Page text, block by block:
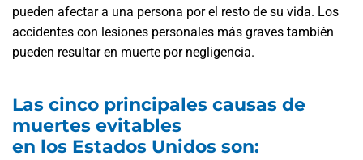
pueden afectar a una persona por el resto de su vida. Los
accidentes con lesiones personales más graves también
pueden resultar en muerte por negligencia.
Las cinco principales causas de
muertes evitables
en los Estados Unidos son: